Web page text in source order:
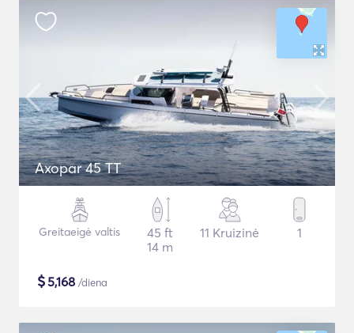
Axopar 45 TT
Greitaeigė valtis
45 ft
14 m
11 Kruizinė 1
$5,168 /diena